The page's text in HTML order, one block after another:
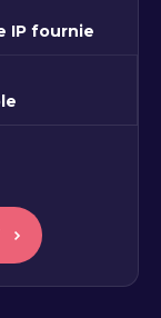
IP fournie